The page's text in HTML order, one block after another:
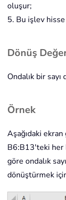
oluşur;
5. Bu işlev
Dönüş
Ondalık bir sayı
Örnek
Aşağıdaki
B6:B13'teki her
göre ondalık
dönüştürmek